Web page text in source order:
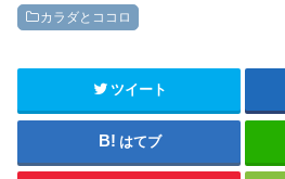
カラダとココロ
ツイート
はてブ